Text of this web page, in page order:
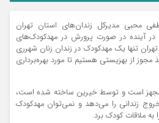
محبی مدیرکل زندان‌های استان تهران
در آینده در صورت پرورش در مهدکودک‌های
تنها یک مهدکودک در زندان زنان شهرری
از بهزیستی هستیم تا مورد بهره‌برداری
مجهز است و توسط خیرین ساخته شده است،
زندانی را می‌دهد و نمی‌توان مهدکودک
ملاقات کودک برد.